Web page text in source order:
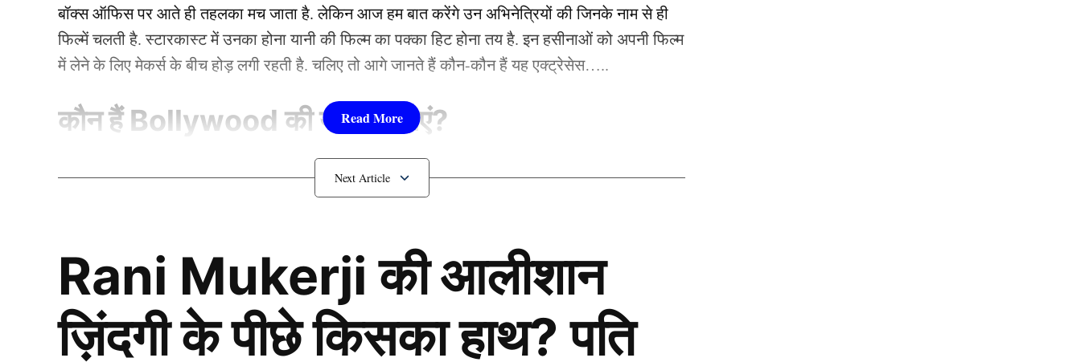
डॉक्टर्स ने इलाज कर बचाई बच्चे की जान
बॉक्स ऑफिस पर आते ही तहलका मच जाता है. लेकिन आज हम बात करेंगे उन अभिनेत्रियों की जिनके नाम से ही
फिल्में चलती है. स्टारकास्ट में उनका होना यानी की फिल्म का पक्का हिट होना तय है. इन हसीनाओं को अपनी फिल्म
में लेने के लिए मेकर्स के बीच होड़ लगी रहती है. चलिए तो आगे जानते हैं कौन-कौन हैं यह एक्ट्रेसेस…..
कौन हैंBollywood की यह हसीनाएं?
1.दीपिका पादुकोण ( Deepika Padukone)
जाता है. दीपिका ने इंडस्ट्री को कई हिट फिल्में दी है. एक्ट्रेस ने अपने करियर की शुरूआत ‘ओम शांति ओम’
(2007) से की थी. इसके बाद उन्होंने कभी पीछे मुड़ कर नहीं देखा. दीपिका अब तक ‘ये जवानी है दीवानी’, ‘चेन्नई
एक्सप्रेस’, ‘पद्मावत’, ‘बाजीराव मस्तानी’, और ‘पिकू’ जैसी कई ब्लॉकबस्टर फिल्में दे चुकी हैं. उनकी लोकप्रिय
फिल्मों में ‘कॉकटेल’, ‘छपाक’, ‘पठान’, ‘जवान’ और ‘कल्कि 2898 AD’ भी शामिल है.
Rani Mukerji की आलीशान
ज़िंदगी के पीछे किसका हाथ? पति